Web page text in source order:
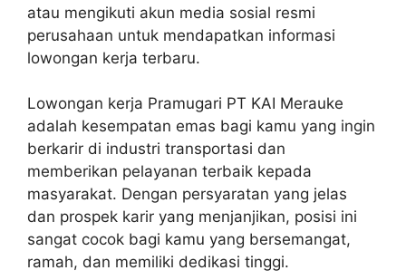
atau mengikuti akun media sosial resmi
perusahaan untuk mendapatkan informasi
lowongan kerja terbaru.
Lowongan kerja Pramugari PT KAI Merauke
adalah kesempatan emas bagi kamu yang ingin
berkarir di industri transportasi dan
memberikan pelayanan terbaik kepada
masyarakat. Dengan persyaratan yang jelas
dan prospek karir yang menjanjikan, posisi ini
sangat cocok bagi kamu yang bersemangat,
ramah, dan memiliki dedikasi tinggi.